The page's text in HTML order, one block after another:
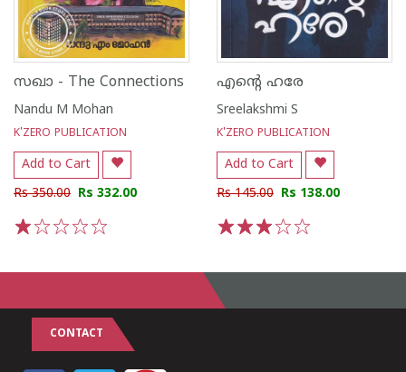
സഖാ - The Connections
Nandu M Mohan
K'ZERO PUBLICATION
Add to Cart
Rs 350.00 Rs 332.00
എന്റെ ഹരേ
Sreelakshmi S
K'ZERO PUBLICATION
Add to Cart
Rs 145.00 Rs 138.00
CONTACT